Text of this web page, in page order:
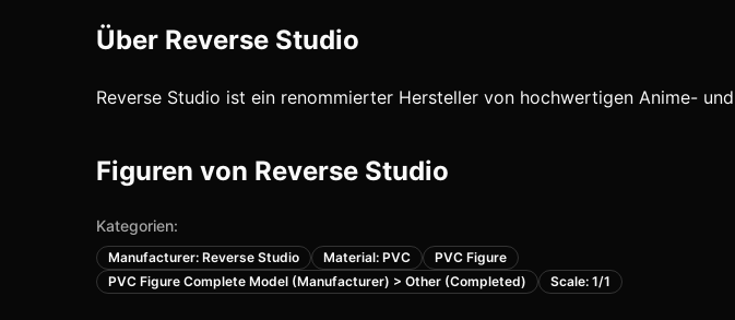
Über Reverse Studio
Reverse Studio ist ein renommierter Hersteller von hochwertigen Anime-
Figuren von Reverse Studio
Kategorien:
Manufacturer: Reverse Studio Material: PVC
PVC Figure
PVC Figure Complete Model (Manufacturer) > Other (Completed)
Scale: 1/1